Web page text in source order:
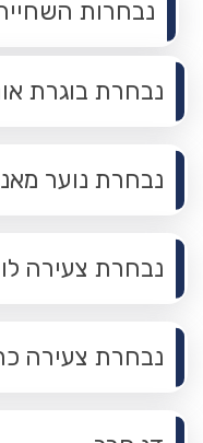
נבחרות
נבחרת בוגרת
נבחרת נוער
נבחרת צעירה
נבחרת צעירה